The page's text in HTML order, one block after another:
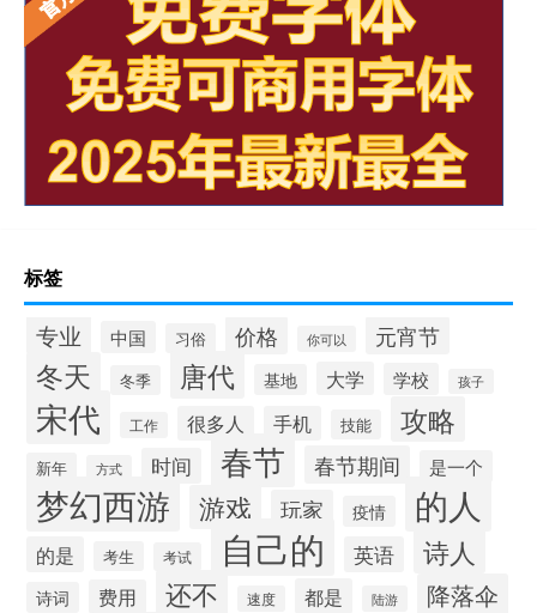
标签
专业 中国 习俗 价格 你可以 元宵节
冬天 冬季 唐代 基地 大学 学校 孩子
宋代 工作 很多人 手机 技能 攻略
新年 方式 时间 春节 春节期间 是一个
梦幻西游 游戏 玩家 疫情 的人
的是 考生 考试 自己的 英语 诗人
诗词 费用 还不 速度 都是 陆游 降落伞